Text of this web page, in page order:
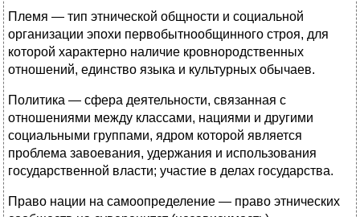
Племя — тип этнической общности и социальной
организации эпохи первобытнообщинного строя, для
которой характерно наличие кровнородственных
отношений, единство языка и культурных обычаев.
Политика — сфера деятельности, связанная с
отношениями между классами, нациями и другими
социальными группами, ядром которой является
проблема завоевания, удержания и использования
государственной власти; участие в делах государства.
Право нации на самоопределение — право этнических